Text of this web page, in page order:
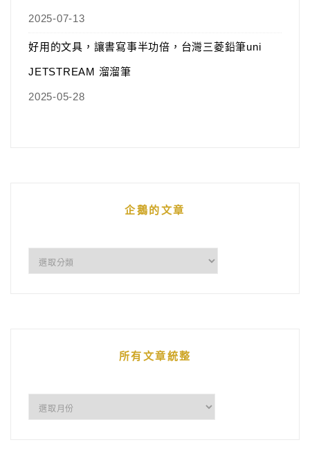
2025-07-13
好用的文具，讓書寫事半功倍，台灣三菱鉛筆uni
JETSTREAM 溜溜筆
2025-05-28
企鵝的文章
所有文章統整